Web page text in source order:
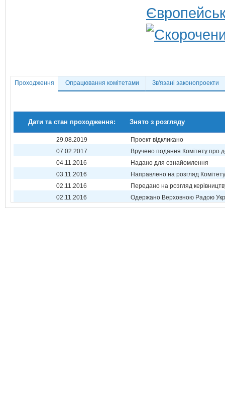
Проходження Опрацювання комітетами Зв'язані законопроекти
Дати та стан проходження: Знято з розгляду
29.08.2019
Проект відкликано
07.02.2017
Вручено подання Комітету про
04.11.2016
Надано для ознайомлення
03.11.2016
Направлено на розгляд Комітету
02.11.2016
Передано на розгляд
02.11.2016
Одержано Верховною Радою